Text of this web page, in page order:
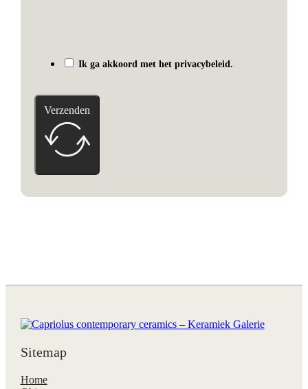
Ik ga akkoord met het privacybeleid.
Verzenden
Sitemap
Home